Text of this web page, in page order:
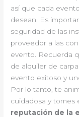
así que cada
desean. Es
seguridad de las
proveedor a las
evento. Recuerda
de alquiler de
evento exitoso y
Por lo tanto, te
cuidadosa y tomes
reputación de la